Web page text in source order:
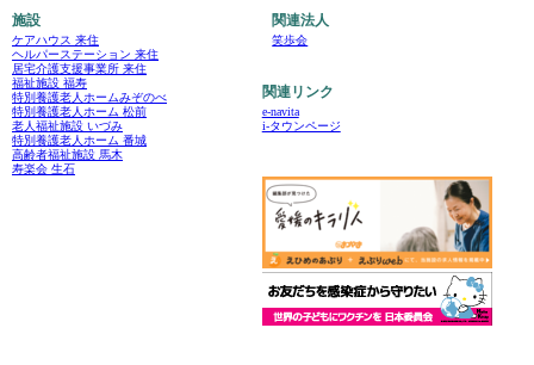
施設
ケアハウス 来住
ヘルパーステーション 来住
居宅介護支援事業所 来住
福祉施設 福寿
特別養護老人ホームみぞのべ
特別養護老人ホーム 松前
老人福祉施設 いづみ
特別養護老人ホーム 番城
高齢者福祉施設 馬木
寿楽会 生石
関連法人
笑歩会
関連リンク
e-navita
i-タウンページ